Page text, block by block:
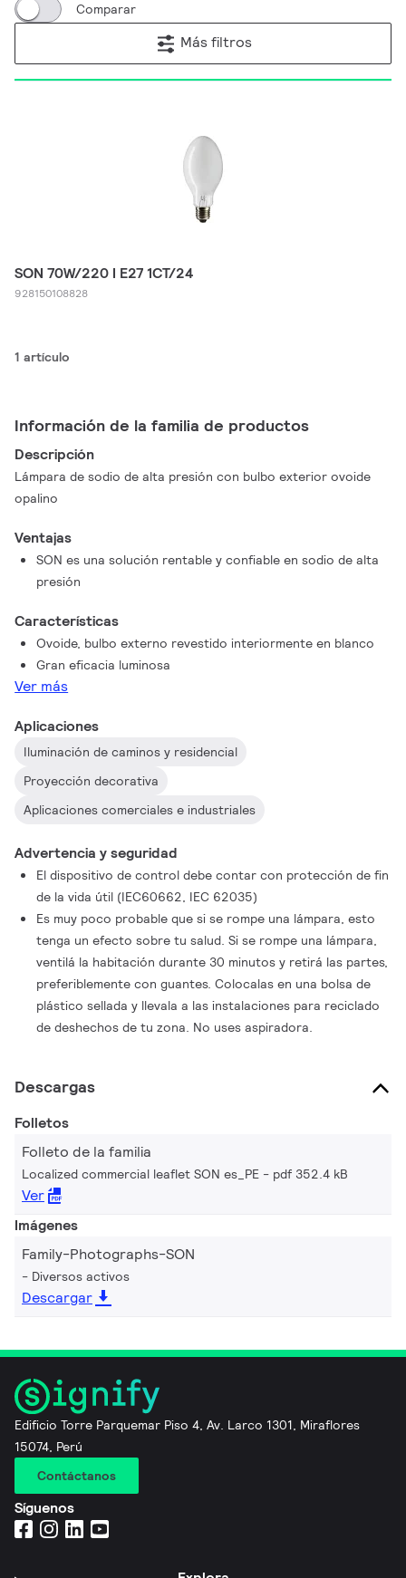
Comparar
Más filtros
SON 70W/220 I E27 1CT/24
928150108828
1 artículo
Información de la familia de productos
Descripción
Lámpara de sodio de alta presión con bulbo exterior ovoide
opalino
Ventajas
SON es una solución rentable y confiable en sodio de alta
presión
Características
Ovoide, bulbo externo revestido interiormente en blanco
Gran eficacia luminosa
Ver más
Aplicaciones
Iluminación de caminos y residencial
Proyección decorativa
Aplicaciones comerciales e industriales
Advertencia y seguridad
El dispositivo de control debe contar con protección de fin
de la vida útil (IEC60662, IEC 62035)
Es muy poco probable que si se rompe una lámpara, esto
tenga un efecto sobre tu salud. Si se rompe una lámpara,
ventilá la habitación durante 30 minutos y retirá las partes,
preferiblemente con guantes. Colocalas en una bolsa de
plástico sellada y llevala a las instalaciones para reciclado
de deshechos de tu zona. No uses aspiradora.
Descargas
Folletos
Folleto de la familia
Localized commercial leaflet SON es_PE pdf 352.4 kB
Ver
Imágenes
Family-Photographs-SON
Diversos activos
Descargar
Edificio Torre Parquemar Piso 4, Av. Larco 1301, Miraflores
15074, Perú
Contáctanos
Síguenos